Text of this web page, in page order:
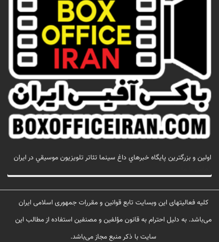
اولين و بزرگترين پايگاه خبرهاي داغ سينما تئاتر تلويزيون موسيقي در ايران
کلیه فعالیتهای این وبسایت تابع قوانین و مقررات جمهوری اسلامی ایران
می‌باشد. به دلیل احترام به قانون مؤلفین و مصنفین استفاده از مطالب این
سایت با ذکر منبع مجاز می‌باشد.